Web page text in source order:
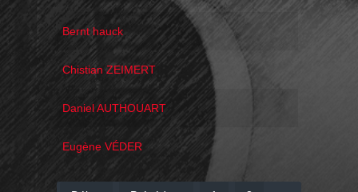
Bernt hauck
Chistian ZEIMERT
Daniel AUTHOUART
Eugène VÉDER